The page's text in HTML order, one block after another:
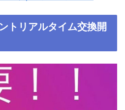
トリアルタイム交換開